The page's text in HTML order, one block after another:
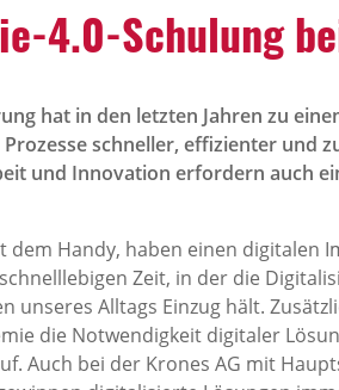
​4.0-​Schulung
hat in den letzten Jahren zu
schneller, effizienter und
und Innovation erfordern auch
dem Handy, haben einen digitalen
Zeit, in der die
unseres Alltags Einzug hält.
die Notwendigkeit digitaler
Auch bei der Krones AG mit